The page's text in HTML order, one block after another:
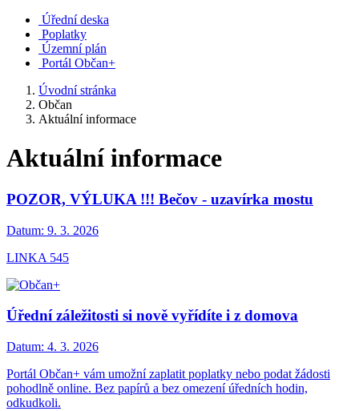
Úřední deska
Poplatky
Územní plán
Portál Občan+
Úvodní stránka
Občan
Aktuální informace
Aktuální informace
POZOR, VÝLUKA !!! Bečov - uzavírka mostu
Datum: 9. 3. 2026
LINKA 545
Úřední záležitosti si nově vyřídíte i z domova
Datum: 4. 3. 2026
Portál Občan+ vám umožní zaplatit poplatky nebo podat žádosti
pohodlně online. Bez papírů a bez omezení úředních hodin,
odkudkoli.